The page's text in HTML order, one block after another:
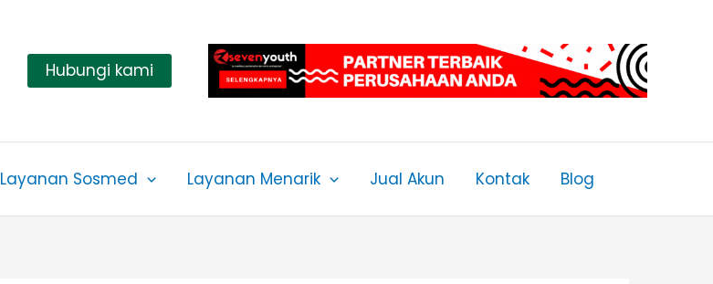
Hubungi kami
Layanan Sosmed Layanan Menarik Jual Akun Kontak Blog